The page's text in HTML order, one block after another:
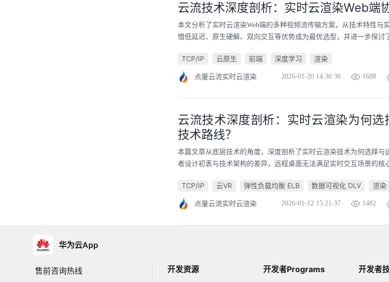
云流技术深度剖析：实时云渲染Web端
本文分析了实时云渲染Web端的多种视频流传输方案，从技术特性与
借低延迟、原生硬解、双向交互等优势成为最优选型，并进一步探讨
TCP/IP 云原生 前端 深度学习 渲染
点量云流实时云渲染 2026-01-20 14:30:38 1688
云流技术深度剖析：实时云渲染为何
技术路线？
本篇文章从底层技术的角度，深度剖析了实时云渲染技术为何选择与
者设计初衷与技术架构的差异，远程桌面无法满足实时交互场景的核
TCP/IP 云VR 弹性负载均衡 ELB 数据可视化 DLV 渲染
点量云流实时云渲染 2026-01-12 15:21:37 1482
华为云App
售前咨询热线 开发资源 开发者Programs 开发者